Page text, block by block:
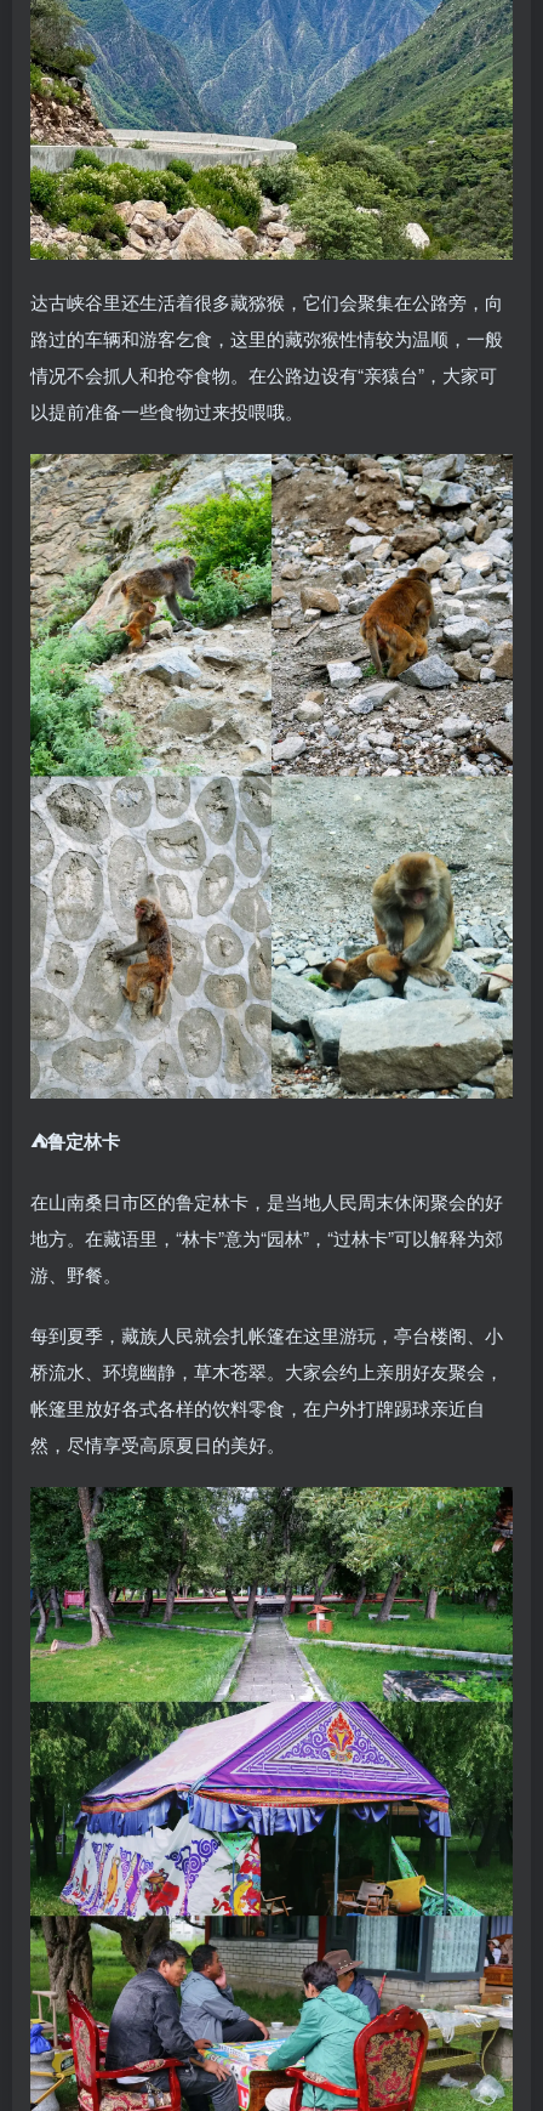
达古峡谷里还生活着很多藏猕猴，它们会聚集在公路旁，向
路过的车辆和游客乞食，这里的藏弥猴性情较为温顺，一般
情况不会抓人和抢夺食物。在公路边设有“亲猿台”，大家可
以提前准备一些食物过来投喂哦。
⛺️鲁定林卡
在山南桑日市区的鲁定林卡，是当地人民周末休闲聚会的好
地方。在藏语里，“林卡”意为“园林”，“过林卡”可以解释为郊
游、野餐。
每到夏季，藏族人民就会扎帐篷在这里游玩，亭台楼阁、小
桥流水、环境幽静，草木苍翠。大家会约上亲朋好友聚会，
帐篷里放好各式各样的饮料零食，在户外打牌踢球亲近自
然，尽情享受高原夏日的美好。